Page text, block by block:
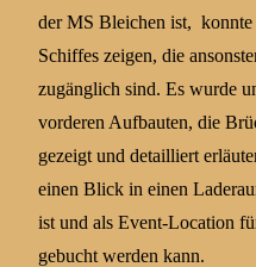
der MS Bleichen ist, konnte
Schiffes zeigen, die
zugänglich sind. Es wurde
vorderen Aufbauten, die
gezeigt und detailliert
einen Blick in einen
ist und als Event-Location
gebucht werden kann.